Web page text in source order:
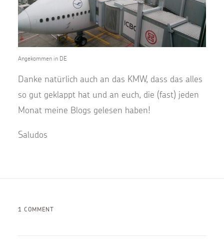
Angekommen in DE
Danke natürlich auch an das KMW, dass das alles
so gut geklappt hat und an euch, die (fast) jeden
Monat meine Blogs gelesen haben!
Saludos
1 COMMENT